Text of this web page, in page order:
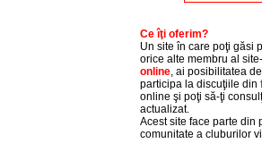
Ce îţi oferim?
Un site în care poţi găsi
orice alte membru al
online, ai posibilitatea
participa la discuţiile din
online şi poţi să-ţi
actualizat.
Acest site face parte din
comunitate a cluburilor